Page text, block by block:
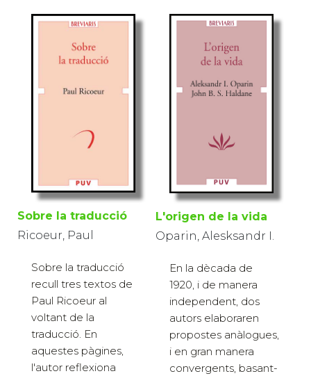
Sobre la traducció
Ricoeur, Paul
Sobre la traducció
recull tres textos de
Paul Ricoeur al
voltant de la
traducció. En
aquestes pàgines,
l'autor reflexiona
L'origen de la vida
Oparin, Alesksandr I.
En la dècada de
1920, i de manera
independent, dos
autors elaboraren
propostes anàlogues,
i en gran manera
convergents, basant-